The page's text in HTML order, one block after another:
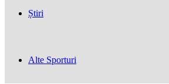
Știri
Alte Sporturi